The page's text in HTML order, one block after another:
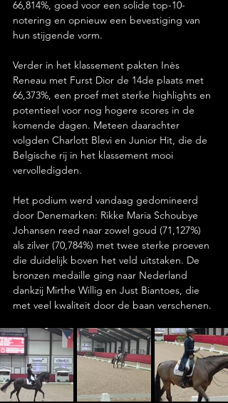
66,814%, goed voor een solide top-10-
notering en opnieuw een bevestiging van
hun stijgende vorm.
Verder in het klassement pakten Inès
Reneau met Furst Dior de 14de plaats met
66,373%, een proef met sterke highlights en
potentieel voor nog hogere scores in de
komende dagen. Meteen daarachter
volgden Charlott Blevi en Junior Hit, die de
Belgische rij in het klassement mooi
vervolledigden.
Het podium werd vandaag gedomineerd
door Denemarken: Rikke Maria Schoubye
Johansen reed naar zowel goud (71,127%)
als zilver (70,784%) met twee sterke proeven
die duidelijk boven het veld uitstaken. De
bronzen medaille ging naar Nederland
dankzij Mirthe Willig en Just Biantoes, die
met veel kwaliteit door de baan verschenen.